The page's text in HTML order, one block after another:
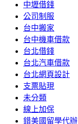
中壢借錢
公司制服
台中搬家
台中機車借款
台北借錢
台北汽車借款
台北網頁設計
支票貼現
未分類
線上加保
錯美國留學代辦